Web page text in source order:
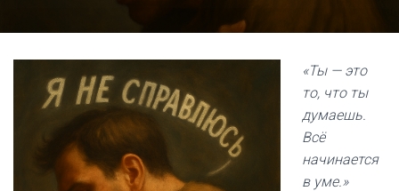
«Ты — это
то, что ты
думаешь.
Всё
начинается
в уме.»